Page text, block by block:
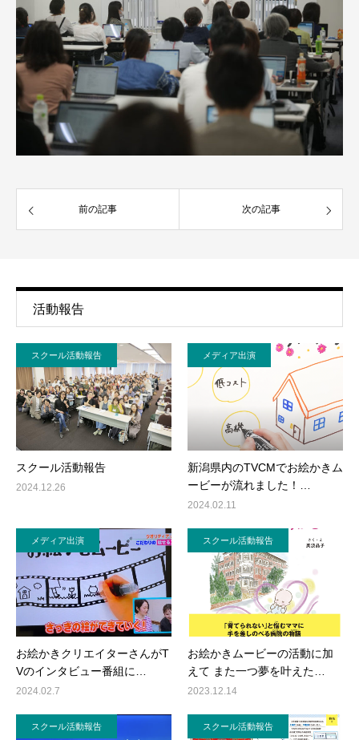
前の記事 次の記事
活動報告
スクール活動報告
スクール活動報告
2024.12.26
メディア出演
新潟県内のTVCMでお絵かきム
ービーが流れました！…
2024.02.11
メディア出演
お絵かきクリエイターさんがT
Vのインタビュー番組に…
2024.02.7
スクール活動報告
お絵かきムービーの活動に加
えて また一つ夢を叶えた…
2023.12.14
スクール活動報告 スクール活動報告